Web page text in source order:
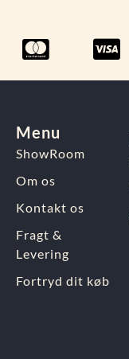
Menu
ShowRoom
Om os
Kontakt os
Fragt &
Levering
Fortryd dit køb